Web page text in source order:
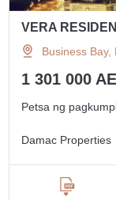
VERA
Business Bay,
1 301 000
Petsa ng
Damac Properties